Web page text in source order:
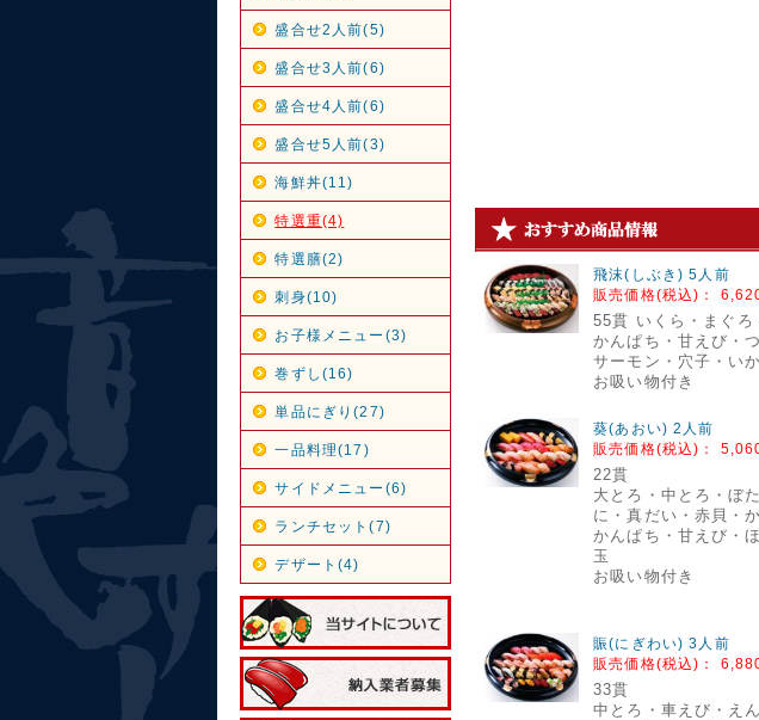
盛合せ2人前(5)
盛合せ3人前(6)
盛合せ4人前(6)
盛合せ5人前(3)
海鮮丼(11)
特選重(4)
特選膳(2)
刺身(10)
お子様メニュー(3)
巻ずし(16)
単品にぎり(27)
一品料理(17)
サイドメニュー(6)
ランチセット(7)
デザート(4)
飛沫(しぶき) 5人前
販売価格(税込)：
55貫 いくら・まぐろ
かんぱち・甘えび・
サーモン・穴子・い
お吸い物付き
葵(あおい) 2人前
販売価格(税込)：
22貫
大とろ・中とろ・ぼ
に・真だい・赤貝・
かんぱち・甘えび・
玉
お吸い物付き
賑(にぎわい) 3人前
販売価格(税込)：
33貫
中とろ・車えび・え